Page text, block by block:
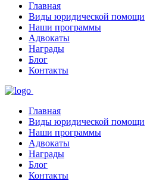
Главная
Виды юридической помощи
Наши программы
Адвокаты
Награды
Блог
Контакты
Главная
Виды юридической помощи
Наши программы
Адвокаты
Награды
Блог
Контакты